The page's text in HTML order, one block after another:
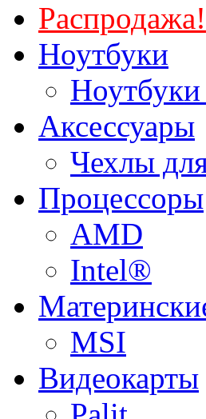
Распродажа!
Ноутбуки
Аксессуары
Чехлы
Процессоры
AMD
Intel®
MSI
Видеокарты